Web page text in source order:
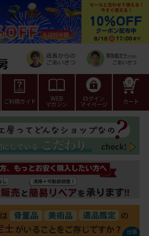
ご利用ガイド WEB
マガジン
ログイン
マイページ カート
0